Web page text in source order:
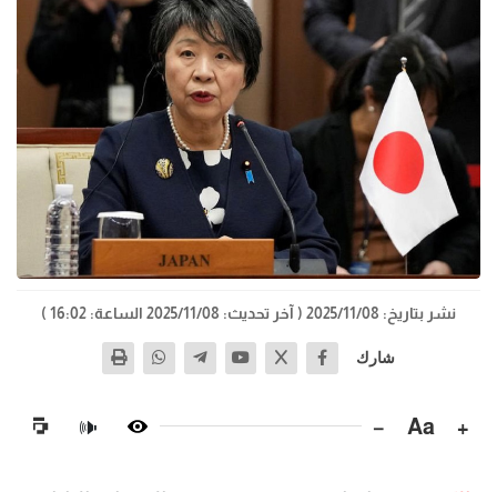
نشر بتاريخ: 2025/11/08 ( آخر تحديث: 2025/11/08 الساعة: 16:02 )
شارك
+
Aa
−
🔊